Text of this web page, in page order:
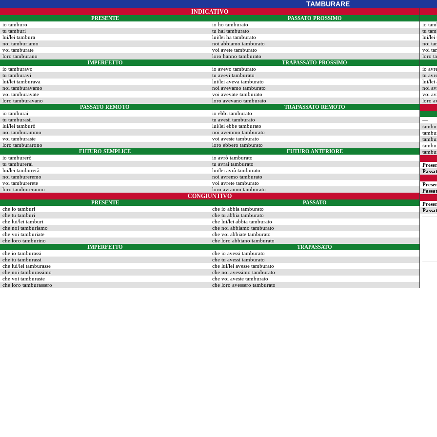
TAMBURARE
INDICATIVO
PRESENTE
PASSATO PROSSIMO
io tamburo
io ho tamburato
tu tamburi
tu hai tamburato
lui/lei tambura
lui/lei ha tamburato
noi tamburiamo
noi abbiamo tamburato
voi tamburate
voi avete tamburato
loro tamburano
loro hanno tamburato
IMPERFETTO
TRAPASSATO PROSSIMO
io tamburavo
io avevo tamburato
tu tamburavi
tu avevi tamburato
lui/lei tamburava
lui/lei aveva tamburato
noi tamburavamo
noi avevamo tamburato
voi tamburavate
voi avevate tamburato
loro tamburavano
loro avevano tamburato
PASSATO REMOTO
TRAPASSATO REMOTO
io tamburai
io ebbi tamburato
tu tamburasti
tu avesti tamburato
lui/lei tamburò
lui/lei ebbe tamburato
noi tamburammo
noi avemmo tamburato
voi tamburaste
voi aveste tamburato
loro tamburarono
loro ebbero tamburato
FUTURO SEMPLICE
FUTURO ANTERIORE
io tamburerò
io avrò tamburato
tu tamburerai
tu avrai tamburato
lui/lei tamburerà
lui/lei avrà tamburato
noi tambureremo
noi avremo tamburato
voi tamburerete
voi avrete tamburato
loro tambureranno
loro avranno tamburato
CONGIUNTIVO
PRESENTE
PASSATO
che io tamburi
che io abbia tamburato
che tu tamburi
che tu abbia tamburato
che lui/lei tamburi
che lui/lei abbia tamburato
che noi tamburiamo
che noi abbiamo tamburato
che voi tamburiate
che voi abbiate tamburato
che loro tamburino
che loro abbiano tamburato
IMPERFETTO
TRAPASSATO
che io tamburassi
che io avessi tamburato
che tu tamburassi
che tu avessi tamburato
che lui/lei tamburasse
che lui/lei avesse tamburato
che noi tamburassimo
che noi avessimo tamburato
che voi tamburaste
che voi aveste tamburato
che loro tamburassero
che loro avessero tamburato
io
tu
lui/lei
noi
voi
loro
io
tu
lui/lei
noi
voi
loro
—